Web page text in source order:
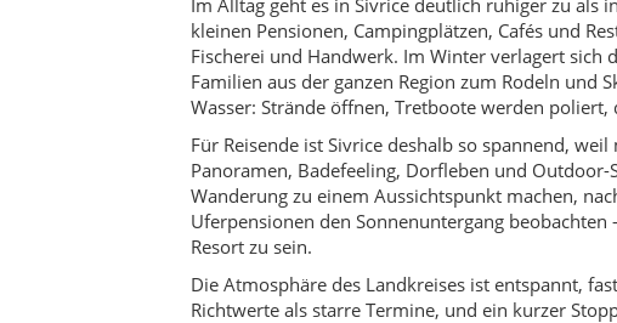
Ort, der sich öffnet: mit einem Lächeln, einem
Ufer einfach wiederzukommen.
Ein lokales Sprichwort bringt diese Stimmung gut
nicht die Zeit, sondern der Ausblick.“ Genau das
Kultur & Traditionen
In Sivrice treffen klassische ostanatolische
Familien stammen aus der näheren Umgebung –
Provinz – und verbringen seit Jahrzehnten ihre
ganz eigene „Seenkultur“ und eine entspannte,